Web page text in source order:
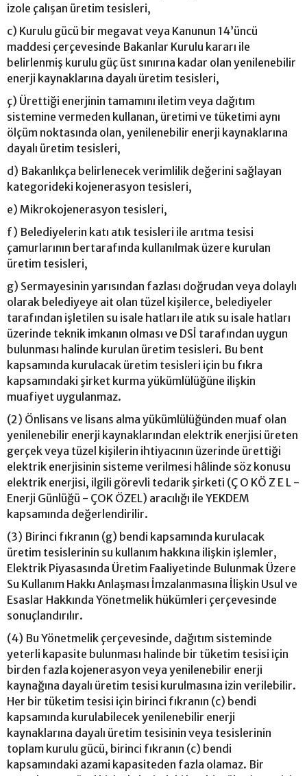
izole çalışan üretim tesisleri,
c) Kurulu gücü bir megavat veya Kanunun 14’üncü
maddesi çerçevesinde Bakanlar Kurulu kararı ile
belirlenmiş kurulu güç üst sınırına kadar olan yenilenebilir
enerji kaynaklarına dayalı üretim tesisleri,
ç) Ürettiği enerjinin tamamını iletim veya dağıtım
sistemine vermeden kullanan, üretimi ve tüketimi aynı
ölçüm noktasında olan, yenilenebilir enerji kaynaklarına
dayalı üretim tesisleri,
d) Bakanlıkça belirlenecek verimlilik değerini sağlayan
kategorideki kojenerasyon tesisleri,
e) Mikrokojenerasyon tesisleri,
f) Belediyelerin katı atık tesisleri ile arıtma tesisi
çamurlarının bertarafında kullanılmak üzere kurulan
üretim tesisleri,
g) Sermayesinin yarısından fazlası doğrudan veya dolaylı
olarak belediyeye ait olan tüzel kişilerce, belediyeler
tarafından işletilen su isale hatları ile atık su isale hatları
üzerinde teknik imkanın olması ve DSİ tarafından uygun
bulunması halinde kurulan üretim tesisleri. Bu bent
kapsamında kurulacak üretim tesisleri için bu fıkra
kapsamındaki şirket kurma yükümlülüğüne ilişkin
muafiyet uygulanmaz.
(2) Önlisans ve lisans alma yükümlülüğünden muaf olan
yenilenebilir enerji kaynaklarından elektrik enerjisi üreten
gerçek veya tüzel kişilerin ihtiyacının üzerinde ürettiği
elektrik enerjisinin sisteme verilmesi hâlinde söz konusu
elektrik enerjisi, ilgili görevli tedarik şirketi (Ç O KÖ Z E L -
Enerji Günlüğü - ÇOK ÖZEL) aracılığı ile YEKDEM
kapsamında değerlendirilir.
(3) Birinci fıkranın (g) bendi kapsamında kurulacak
üretim tesislerinin su kullanım hakkına ilişkin işlemler,
Elektrik Piyasasında Üretim Faaliyetinde Bulunmak Üzere
Su Kullanım Hakkı Anlaşması İmzalanmasına İlişkin Usul ve
Esaslar Hakkında Yönetmelik hükümleri çerçevesinde
sonuçlandırılır.
(4) Bu Yönetmelik çerçevesinde, dağıtım sisteminde
yeterli kapasite bulunması halinde bir tüketim tesisi için
birden fazla kojenerasyon veya yenilenebilir enerji
kaynağına dayalı üretim tesisi kurulmasına izin verilebilir.
Her bir tüketim tesisi için birinci fıkranın (c) bendi
kapsamında kurulabilecek yenilenebilir enerji
kaynaklarına dayalı üretim tesisinin veya tesislerinin
toplam kurulu gücü, birinci fıkranın (c) bendi
kapsamındaki azami kapasiteden fazla olamaz. Bir